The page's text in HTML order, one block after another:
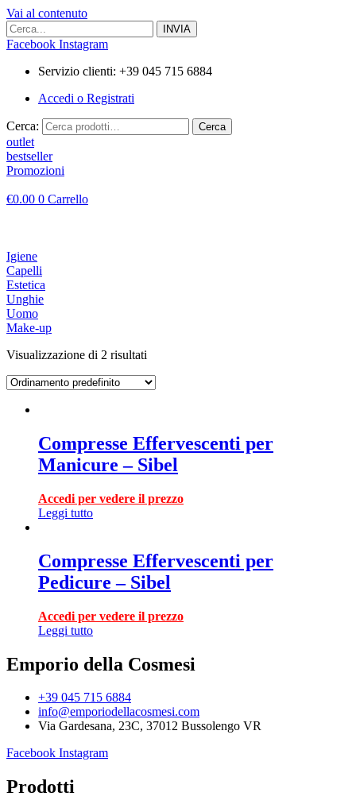
Vai al contenuto
Facebook Instagram
Servizio clienti: +39 045 715 6884
Accedi o Registrati
Cerca: Cerca
outlet
bestseller
Promozioni
€0.00 0 Carrello
Igiene
Capelli
Estetica
Unghie
Uomo
Make-up
Visualizzazione di 2 risultati
Compresse Effervescenti per
Manicure – Sibel
Accedi per vedere il prezzo
Leggi tutto
Compresse Effervescenti per
Pedicure – Sibel
Accedi per vedere il prezzo
Leggi tutto
Emporio della Cosmesi
+39 045 715 6884
info@emporiodellacosmesi.com
Via Gardesana, 23C, 37012 Bussolengo VR
Facebook Instagram
Prodotti